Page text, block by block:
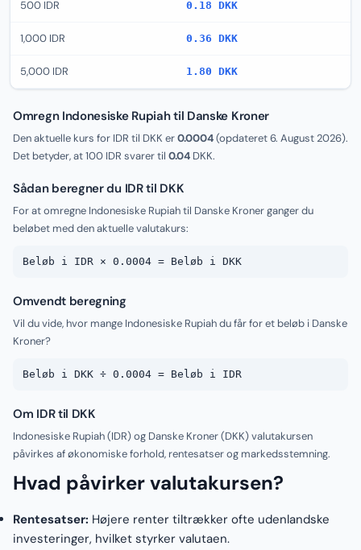
500 IDR 0.18 DKK
1,000 IDR 0.36 DKK
5,000 IDR 1.80 DKK
Omregn Indonesiske Rupiah til Danske Kroner
Den aktuelle kurs for IDR til DKK er0.0004(opdateret6. August 2026).
Det betyder, at 100 IDR svarer til 0.04 DKK.
Sådan beregner du IDR til DKK
For at omregne Indonesiske Rupiah til Danske Kroner ganger du
beløbet med den aktuelle valutakurs:
Beløb i IDR × 0.0004 = Beløb i DKK
Omvendt beregning
Vil du vide, hvor mange Indonesiske Rupiah du får for et beløb i Danske
Kroner?
Beløb i DKK ÷ 0.0004 = Beløb i IDR
Om IDR til DKK
Indonesiske Rupiah (IDR) og Danske Kroner (DKK) valutakursen
påvirkes af økonomiske forhold, rentesatser og markedsstemning.
Hvad påvirker valutakursen?
Rentesatser: Højere renter tiltrækker ofte udenlandske
investeringer, hvilket styrker valutaen.